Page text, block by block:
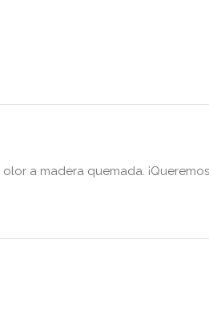
a madera quemada.